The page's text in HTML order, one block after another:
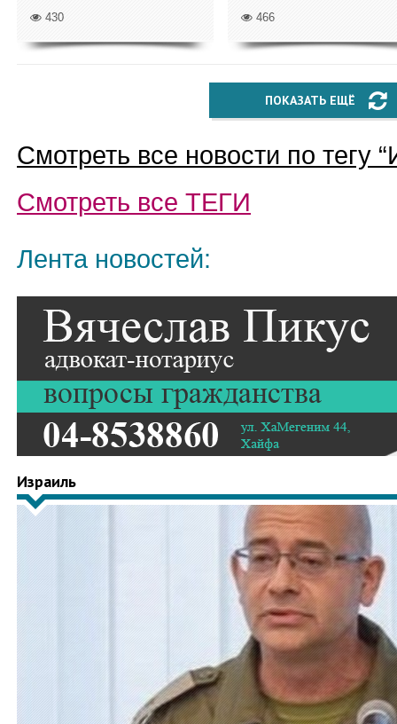
430 466
ПОКАЗАТЬ ЕЩЁ
Смотреть все новости по тегу “
Смотреть все ТЕГИ
Лента новостей:
Израиль